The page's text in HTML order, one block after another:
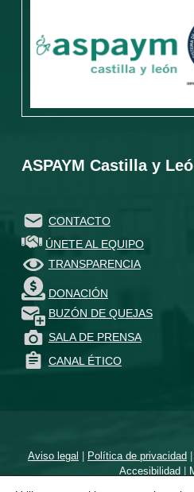
ASPAYM Castilla y
CONTACTO
ÚNETE AL EQUIPO
TRANSPARENCIA
DONACIÓN
BUZÓN DE QUEJAS
SALA DE PRENSA
CANAL ÉTICO
Aviso legal | Política de privacidad|
Accesibilidad |